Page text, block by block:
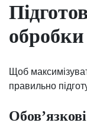
обробки
Щоб
правильно